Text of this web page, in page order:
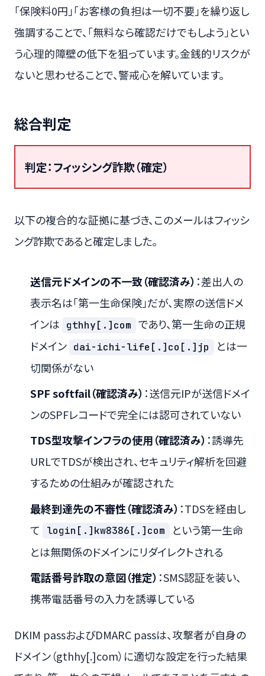
「保険料0円」「お客様の負担は一切不要」を繰り返し
強調することで、「無料なら確認だけでもしよう」とい
う心理的障壁の低下を狙っています。金銭的リスクが
ないと思わせることで、警戒心を解いています。
総合判定
判定：フィッシング詐欺（確定）
以下の複合的な証拠に基づき、このメールはフィッシ
ング詐欺であると確定しました。
送信元ドメインの不一致（確認済み） ：差出人の
表示名は「第一生命保険」だが、実際の送信ドメ
インは gthhy[.]com であり、第一生命の正規
ドメイン dai-ichi-life[.]co[.]jp
とは一
切関係がない
SPF softfail（確認済み） ：送信元IPが送信ドメイ
ンのSPFレコードで完全には認可されていない
TDS型攻撃インフラの使用（確認済み） ：誘導先
URLでTDSが検出され、セキュリティ解析を回避
するための仕組みが確認された
最終到達先の不審性（確認済み） ：TDSを経由し
て
login[.]kw8386[.]com
という第一生命
とは無関係のドメインにリダイレクトされる
電話番号詐取の意図（推定） ：SMS認証を装い、
携帯電話番号の入力を誘導している
DKIM passおよびDMARC passは、攻撃者が自身の
ドメイン（gthhy[.]com）に適切な設定を行った結果